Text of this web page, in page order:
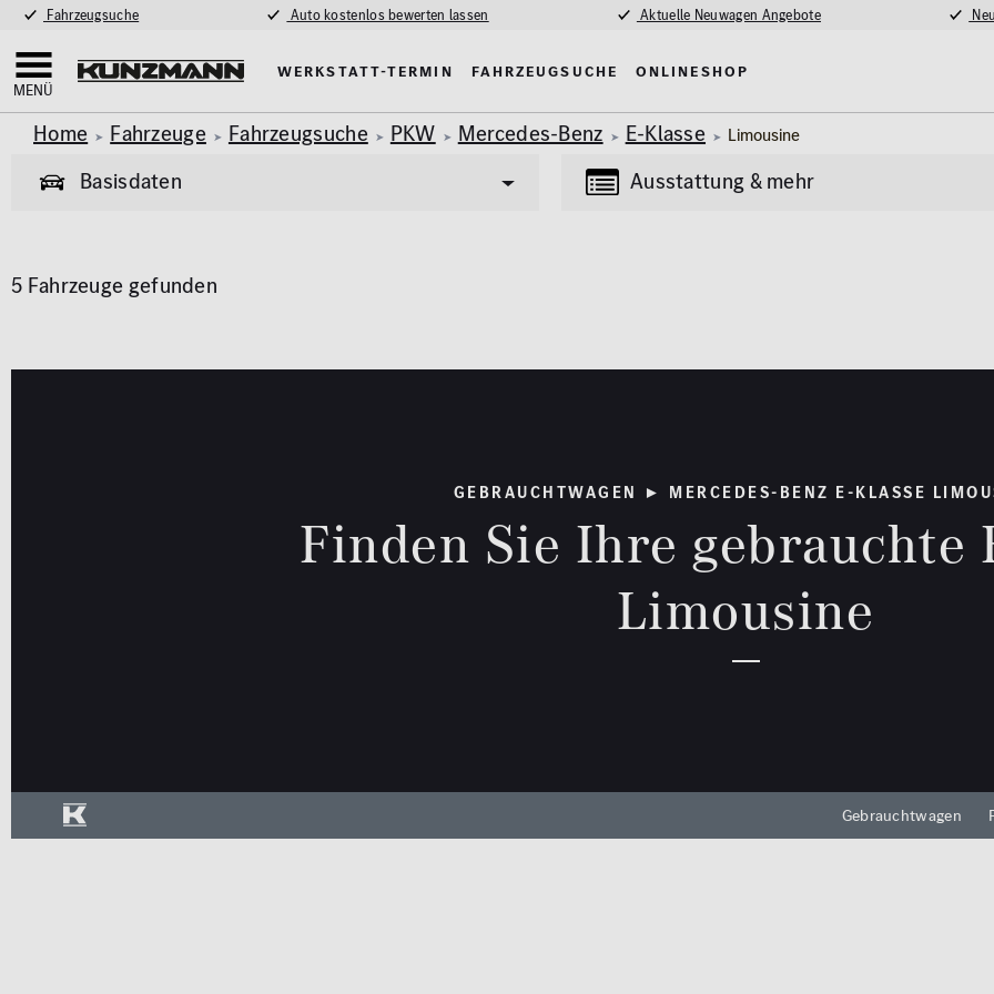
Fahrzeugsuche Auto kostenlos bewerten lassen Aktuelle Neuwagen Angebote
MENÜ
Werkstatt-Termin Fahrzeugsuche Onlineshop
Home Fahrzeuge Fahrzeugsuche PKW Mercedes-Benz E-Klasse Limousine
Basisdaten Ausstattung & mehr
Kleinwagen
Kilometer
0 km
Garantie
Rückfahrkamera
Schiebedach
MB Rent Fahrzeug
5 Fahrzeuge gefunden
GEBRAUCHTWAGEN ► MERCEDES-BENZ E-KLASSE
Finden Sie Ihre gebrauchte
Limousine
Gebrauchtwagen